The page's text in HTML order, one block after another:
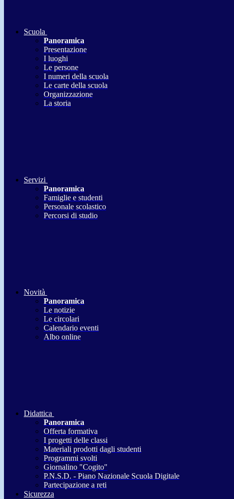
Scuola
Panoramica
Presentazione
I luoghi
Le persone
I numeri della scuola
Le carte della scuola
Organizzazione
La storia
Servizi
Panoramica
Famiglie e studenti
Personale scolastico
Percorsi di studio
Novità
Panoramica
Le notizie
Le circolari
Calendario eventi
Albo online
Didattica
Panoramica
Offerta formativa
I progetti delle classi
Materiali prodotti dagli studenti
Programmi svolti
Giornalino "Cogito"
P.N.S.D. - Piano Nazionale Scuola Digitale
Partecipazione a reti
Sicurezza